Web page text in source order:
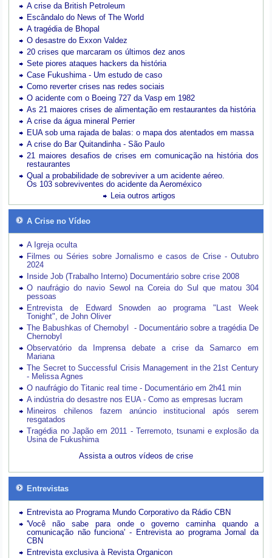
A crise da British Petroleum
Escândalo do News of The World
A tragédia de Bhopal
O desastre do Exxon Valdez
20 crises que marcaram os últimos dez anos
Sete piores ataques hackers da história
Case Fukushima - Um estudo de caso
Como reverter crises nas redes sociais
O acidente com o Boeing 727 da Vasp em 1982
As 21 maiores crises de alimentação em restaurantes da história
A crise da água mineral Perrier
EUA sob uma rajada de balas: o mapa dos atentados em massa
A crise do Bar Quitandinha - São Paulo
21 maiores desafios de crises em comunicação na história dos
restaurantes
Qual a probabilidade de sobreviver a um acidente aéreo.
Os 103 sobreviventes do acidente da Aeroméxico
Leia outros artigos
A Crise no Vídeo
A Igreja oculta
Filmes ou Séries sobre Jornalismo e casos de Crise - Outubro
2024
Inside Job (Trabalho Interno) Documentário sobre crise 2008
O naufrágio do navio Sewol na Coreia do Sul que matou 304
pessoas
Entrevista de Edward Snowden ao programa "Last Week
Tonight", de John Oliver
The Babushkas of Chernobyl - Documentário sobre a tragédia De
Chernobyl
Observatório da Imprensa debate a crise da Samarco em
Mariana
The Secret to Successful Crisis Management in the 21st Century
- Melissa Agnes
O naufrágio do Titanic real time - Documentário em 2h41 min
A indústria do desastre nos EUA - Como as empresas lucram
Mineiros chilenos fazem anúncio institucional após serem
resgatados
Tragédia no Japão em 2011 - Terremoto, tsunami e explosão da
Usina de Fukushima
Assista a outros vídeos de crise
Entrevistas
Entrevista ao Programa Mundo Corporativo da Rádio CBN
'Você não sabe para onde o governo caminha quando a
comunicação não funciona' - Entrevista ao programa Jornal da
CBN
Entrevista exclusiva à Revista Organicon